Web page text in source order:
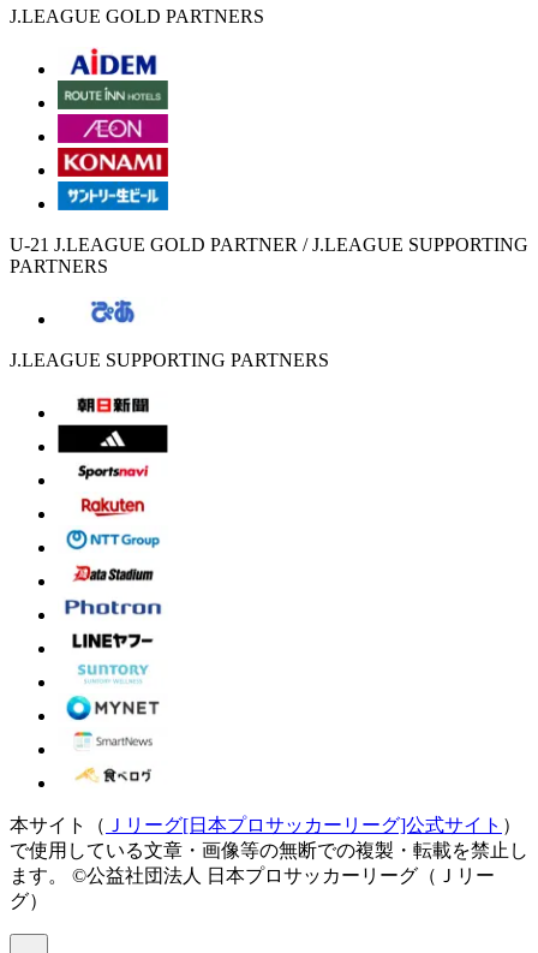
J.LEAGUE GOLD PARTNERS
U-21 J.LEAGUE GOLD PARTNER / J.LEAGUE SUPPORTING
PARTNERS
J.LEAGUE SUPPORTING PARTNERS
本サイト（ Ｊリーグ[日本プロサッカーリーグ]公式サイト ）
で使用している文章・画像等の無断での複製・転載を禁止し
ます。
©公益社団法人 日本プロサッカーリーグ（Ｊリー
グ）